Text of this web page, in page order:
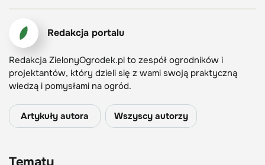
Redakcja portalu
Redakcja ZielonyOgrodek.pl to zespół ogrodników i
projektantów, który dzieli się z wami swoją praktyczną
wiedzą i pomysłami na ogród.
Artykuły autora Wszyscy autorzy